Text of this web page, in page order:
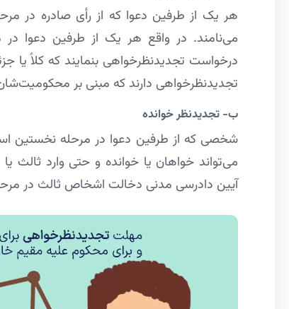
هر یک از طرفین دعوا که از رأی صادره در
می‌نامند. در واقع هر یک از طرفین دعوا
درخواست تجدیدنظرخواهی بنمایند که کلاً
تجدیدنظرخواهی دارند که مبنی بر
ب- تجدیدنظر خوانده
شخصی که از طرفین دعوا در مرحله نخستین
آیین دادرسی مدنی دخالت اشخاص ثالث در